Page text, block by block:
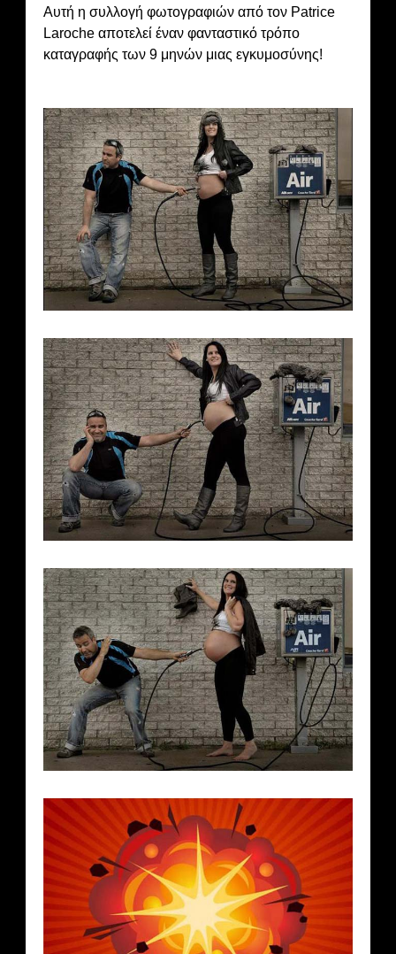
Αυτή η συλλογή φωτογραφιών από τον Patrice
Laroche αποτελεί έναν φανταστικό τρόπο
καταγραφής των 9 μηνών μιας εγκυμοσύνης!